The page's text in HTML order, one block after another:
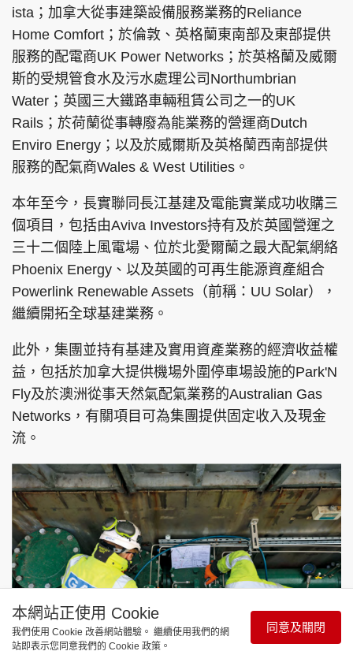
ista；加拿大從事建築設備服務業務的Reliance
Home Comfort；於倫敦、英格蘭東南部及東部提供
服務的配電商UK Power Networks；於英格蘭及威爾
斯的受規管食水及污水處理公司Northumbrian
Water；英國三大鐵路車輛租賃公司之一的UK
Rails；於荷蘭從事轉廢為能業務的營運商Dutch
Enviro Energy；以及於威爾斯及英格蘭西南部提供
服務的配氣商Wales & West Utilities。
本年至今，長實聯同長江基建及電能實業成功收購三
個項目，包括由Aviva Investors持有及於英國營運之
三十二個陸上風電場、位於北愛爾蘭之最大配氣網絡
Phoenix Energy、以及英國的可再生能源資產組合
Powerlink Renewable Assets（前稱：UU Solar），
繼續開拓全球基建業務。
此外，集團並持有基建及實用資產業務的經濟收益權
益，包括於加拿大提供機場外圍停車場設施的Park'N
Fly及於澳洲從事天然氣配氣業務的Australian Gas
Networks，有關項目可為集團提供固定收入及現金
流。
本網站正使用 Cookie
我們使用 Cookie 改善網站體驗。 繼續使用我們的網
站即表示您同意我們的 Cookie 政策。
同意及關閉